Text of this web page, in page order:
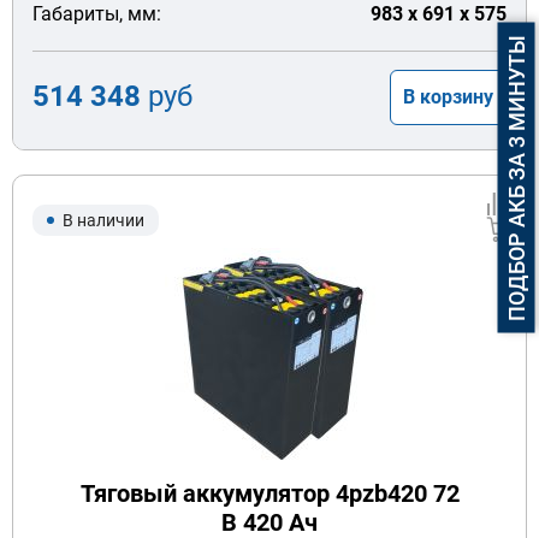
Габариты, мм:
983 x 691 x 575
514 348 руб В корзину
В наличии
Тяговый аккумулятор 4pzb420 72
В 420 Ач
ПОДБОР АКБ ЗА 3 МИНУТЫ